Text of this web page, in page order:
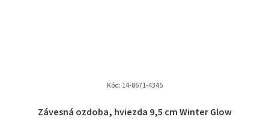
Závesná ozdoba, hviezda 9,5 cm Winter Glow
Kód: 14-8671-4345